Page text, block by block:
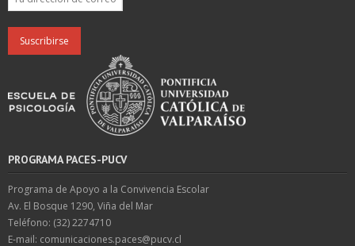
PROGRAMA PACES-PUCV
Programa de Apoyo a la Convivencia Escolar
Av. El Bosque 1290, Viña del Mar
Teléfono: (32) 2274710
E-mail: comunicaciones.paces@pucv.cl